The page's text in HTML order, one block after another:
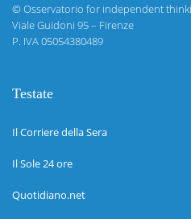
©Osservatorio for independent
Viale Guidoni 95 – Firenze
P. IVA 05054380489
Testate
Il Corriere della Sera
Il Sole 24 ore
Quotidiano.net